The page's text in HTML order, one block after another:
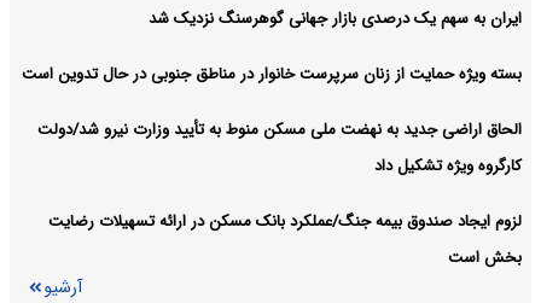
ایران به سهم یک‌ درصدی بازار جهانی گوهرسنگ نزدیک شد
بسته ویژه حمایت از زنان سرپرست خانوار در مناطق جنوبی در حال تدوین است
الحاق اراضی جدید به نهضت ملی مسکن منوط به تأیید وزارت نیرو شد/دولت
کارگروه ویژه تشکیل داد
لزوم ایجاد صندوق بیمه جنگ/عملکرد بانک مسکن در ارائه تسهیلات رضایت
بخش است
آرشیو